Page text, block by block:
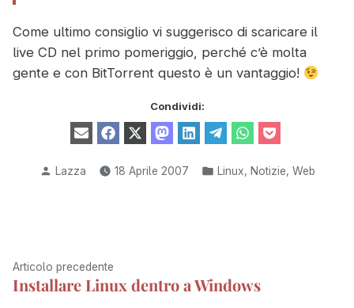
Come ultimo consiglio vi suggerisco di scaricare il
live CD nel primo pomeriggio, perché c’è molta
gente e con BitTorrent questo è un vantaggio!
Condividi:
Share
on
E
m
Share
on
F
a
e
b
Share
on
X
(
w
i
Share
on
M
a
t
o
Share
on
L
i
Share
on
e
e
g
Share
on
W
h
t
s
Share
on
P
o
k
e
Pubblicato
Lazza 18 Aprile 2007
Pubblicato
Linux Notizie Web
Navigazione
articoli
Articolo precedente
precedente:
Installare Linux dentro a Windows